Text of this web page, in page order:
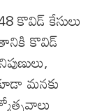
కొవిడ్ కేసులు
కొవిడ్
మనకు